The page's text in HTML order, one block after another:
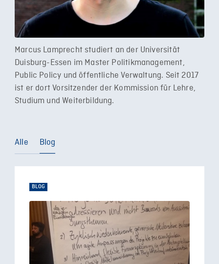
Marcus Lamprecht studiert an der Universität
Duisburg-Essen im Master Politikmanagement,
Public Policy und öffentliche Verwaltung. Seit 2017
ist er dort Vorsitzender der Kommission für Lehre,
Studium und Weiterbildung.
Alle Blog
BLOG